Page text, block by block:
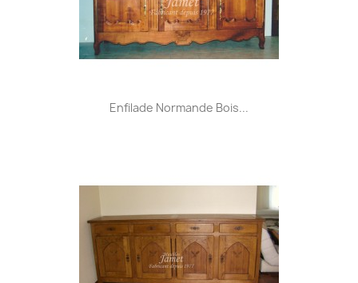
Enfilade Normande Bois...